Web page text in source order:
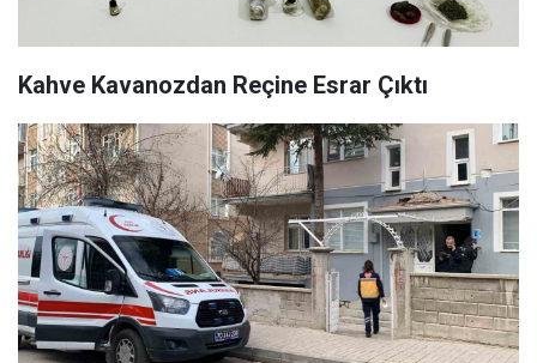
Kahve Kavanozdan Reçine Esrar Çıktı